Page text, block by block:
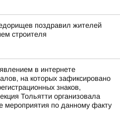
поздравил жителей
строителя
в интернете
на которых зафиксировано
знаков,
Тольятти организовала
мероприятия по данному факту